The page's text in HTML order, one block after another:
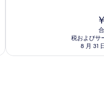
素
現
在
の
料
金
税およびサ
8 月 31